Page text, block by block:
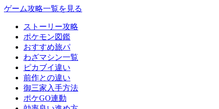
ゲーム攻略一覧を見る
ストーリー攻略
ポケモン図鑑
おすすめ旅パ
わざマシン一覧
ピカブイ違い
前作との違い
御三家入手方法
ポケGO連動